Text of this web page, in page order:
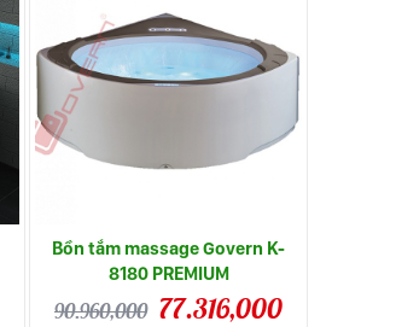
Bồn tắm massage Govern K-
8180 PREMIUM
90.960,000 77.316,000